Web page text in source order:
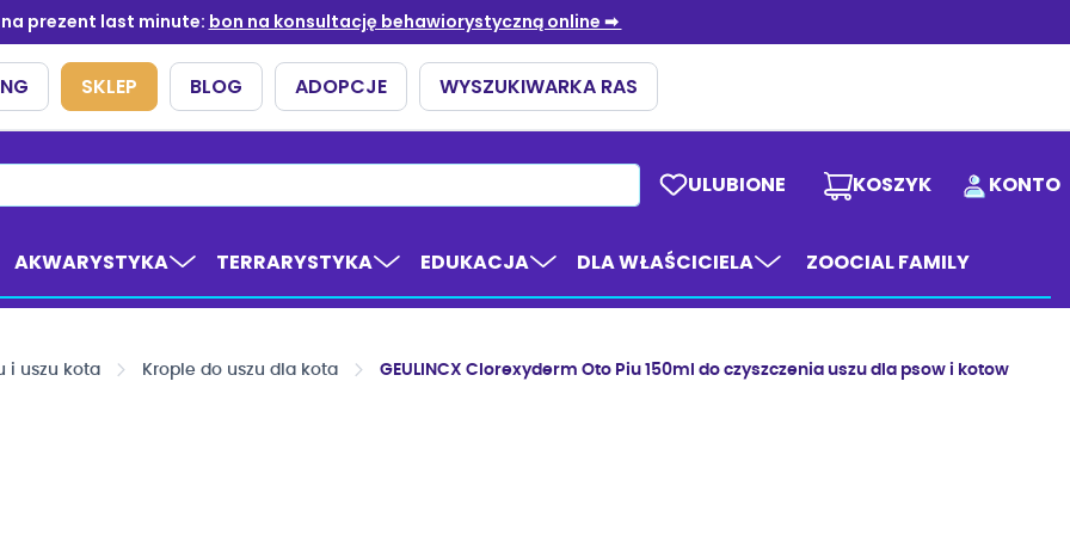
KOSZYK
ULUBIONE KONTO
AKWARYSTYKA TERRARYSTYKA EDUKACJA DLA WŁAŚCICIELA ZOOCIAL FAMILY
i uszu kota Krople do uszu dla kota GEULINCX Clorexyderm Oto Piu 150ml do czyszczenia uszu dla psow i kotow